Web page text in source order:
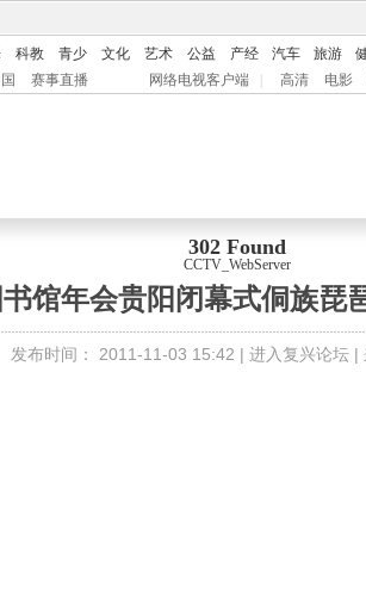
科教 青少 文化 艺术 公益 产经 汽车 旅游
赛事直播 网络电视客户端 高清 电影
302 Found
CCTV_WebServer
馆年会贵阳闭幕式侗族琵
发布时间： 2011-11-03 15:42 | 进入复兴论坛 |